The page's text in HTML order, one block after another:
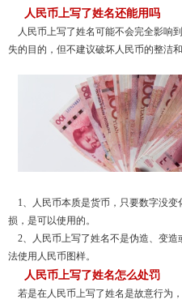
人民币上写了姓名还能用吗
人民币上写了姓名可能不会完全影响
失的目的，但不建议破坏人民币的整洁和
1、人民币本质是货币，只要数字没变
损，是可以使用的。
2、人民币上写了姓名不是伪造、变造
法使用人民币图样。
人民币上写了姓名怎么处罚
若是在人民币上写了姓名是故意行为